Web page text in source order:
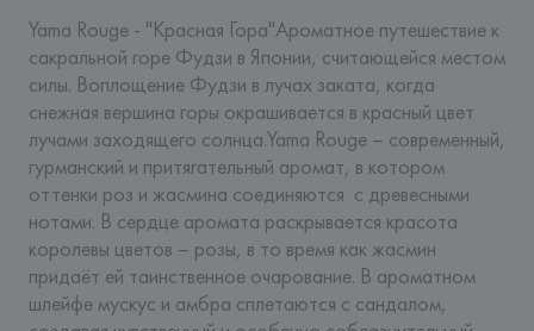
Yama Rouge - "Красная Гора"Ароматное путешествие к
сакральной горе Фудзи в Японии, считающейся местом
силы. Воплощение Фудзи в лучах заката, когда
снежная вершина горы окрашивается в красный цвет
лучами заходящего солнца.Yama Rouge – современный,
гурманский и притягательный аромат, в котором
оттенки роз и жасмина соединяются  с древесными
нотами. В сердце аромата раскрывается красота
королевы цветов – розы, в то время как жасмин
придаёт ей таинственное очарование. В ароматном
шлейфе мускус и амбра сплетаются с сандалом,